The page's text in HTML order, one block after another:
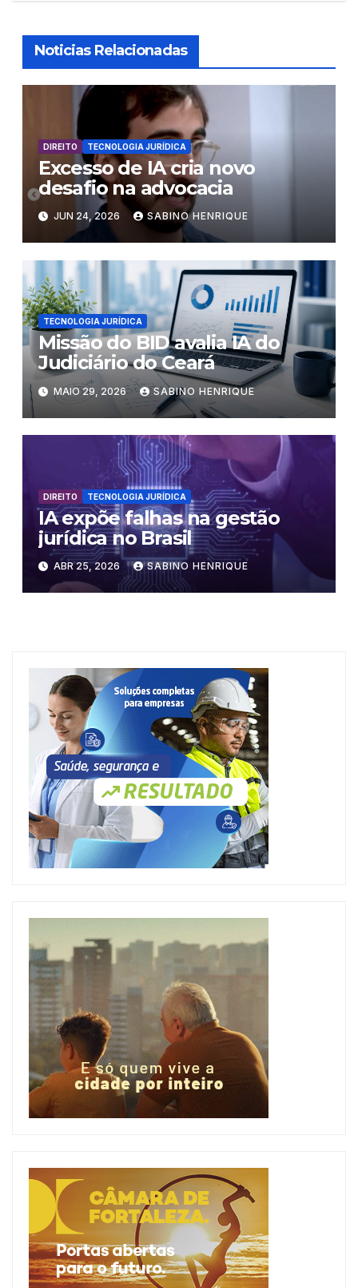
Noticias Relacionadas
DIREITO TECNOLOGIA JURÍDICA
Excesso de IA cria novo
desafio na advocacia
JUN 24, 2026 SABINO HENRIQUE
TECNOLOGIA JURÍDICA
Missão do BID avalia IA do
Judiciário do Ceará
MAIO 29, 2026 SABINO HENRIQUE
DIREITO TECNOLOGIA JURÍDICA
IA expõe falhas na gestão
jurídica no Brasil
ABR 25, 2026 SABINO HENRIQUE